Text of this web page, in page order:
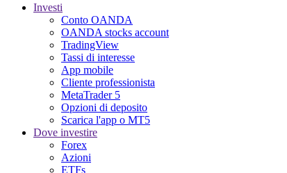
Investi
Conto OANDA
OANDA stocks account
TradingView
Tassi di interesse
App mobile
Cliente professionista
MetaTrader 5
Opzioni di deposito
Scarica l'app o MT5
Dove investire
Forex
Azioni
ETFs